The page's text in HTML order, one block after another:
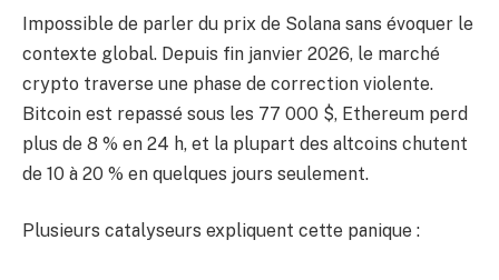
Impossible de parler du prix de Solana sans évoquer le
contexte global. Depuis fin janvier 2026, le marché
crypto traverse une phase de correction violente.
Bitcoin est repassé sous les 77 000 $, Ethereum perd
plus de 8 % en 24 h, et la plupart des altcoins chutent
de 10 à 20 % en quelques jours seulement.
Plusieurs catalyseurs expliquent cette panique :